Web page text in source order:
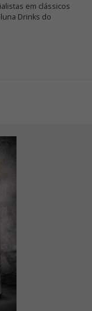
em clássicos
Drinks do